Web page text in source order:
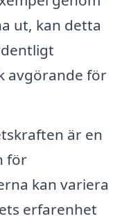
ut, kan detta
avgörande för
är en
för
kan variera
erfarenhet